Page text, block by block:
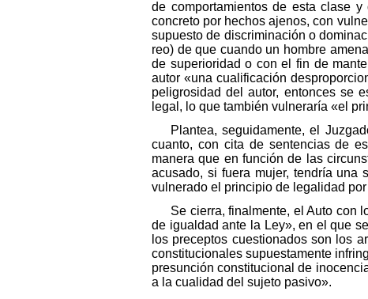
de comportamientos de esta clase
concreto por hechos ajenos, con
supuesto de discriminación o
reo) de que cuando un hombre
de superioridad o con el fin de
autor «una cualificación
peligrosidad del autor, entonces se
legal, lo que también vulneraría «el
Plantea, seguidamente, el
cuanto, con cita de sentencias de
manera que en función de las
acusado, si fuera mujer, tendría una
vulnerado el principio de legalidad
Se cierra, finalmente, el Auto con
de igualdad ante la Ley», en el que
los preceptos cuestionados son los
constitucionales supuestamente
presunción constitucional de
a la cualidad del sujeto pasivo».